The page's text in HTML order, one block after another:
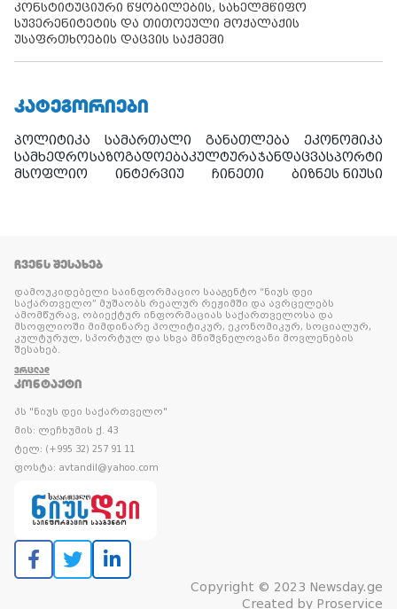
კონსტიტუციური წყობილების, სახელმწიფო
სუვერენიტეტის და თითოეული მოქალაქის
უსაფრთხოების დაცვის საქმეში
ᲙᲐᲢᲔᲒᲝᲠᲘᲔᲑᲘ
პოლიტიკა სამართალი განათლება
ეკონომიკა
სამხედროსაზოგადოებაკულტურაჯანდაცვასპორტი
მსოფლიო
ინტერვიუ ჩინეთი ბიზნეს ნიუსი
ᲩᲕᲔᲜᲡ ᲨᲔᲡᲐᲮᲔᲑ
დამოუკიდებელი საინფორმაციო სააგენტო “ნიუს დეი
საქართველო” მუშაობს რეალურ რეჟიმში და ავრცელებს
ამომწურავ, ობიექტურ ინფორმაციას საქართველოსა და
მსოფლიოში მიმდინარე პოლიტიკურ, ეკონომიკურ, სოციალურ,
კულტურულ, სპორტულ და სხვა მნიშვნელოვანი მოვლენების
შესახებ.
ᲕᲠᲪᲚᲐᲓ
ᲙᲝᲜᲢᲐᲥᲢᲘ
პს "ნიუს დეი საქართველო"
მის: ლეჩხუმის ქ. 43
ტელ: (+995 32) 257 91 11
ფოსტა: avtandil@yahoo.com
Copyright © 2023 Newsday.ge
Created by Proservice